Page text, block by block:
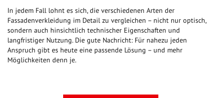
In jedem Fall lohnt es sich, die verschiedenen Arten der
Fassadenverkleidung im Detail zu vergleichen – nicht nur optisch,
sondern auch hinsichtlich technischer Eigenschaften und
langfristiger Nutzung. Die gute Nachricht: Für nahezu jeden
Anspruch gibt es heute eine passende Lösung – und mehr
Möglichkeiten denn je.